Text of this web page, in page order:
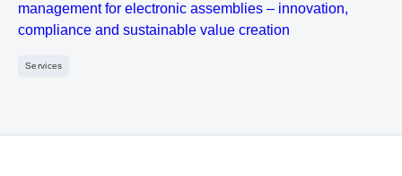
management for electronic assemblies – innovation,
compliance and sustainable value creation
Services